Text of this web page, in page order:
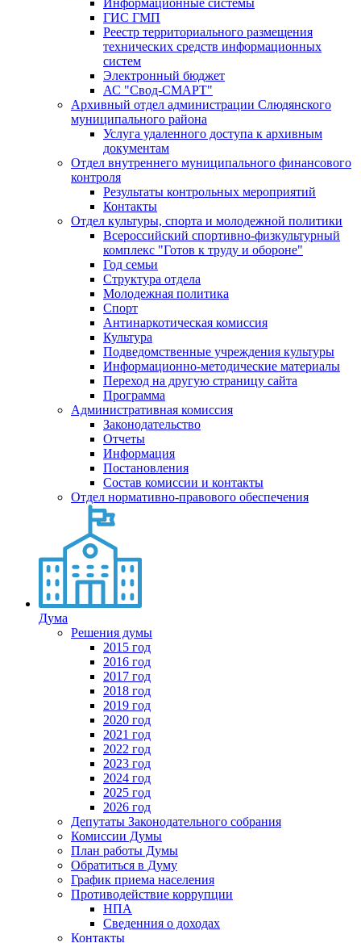
Информационные системы
ГИС ГМП
Реестр территориального размещения
технических средств информационных
систем
Электронный бюджет
АС "Свод-СМАРТ"
Архивный отдел администрации Слюдянского
муниципального района
Услуга удаленного доступа к архивным
документам
Отдел внутреннего муниципального финансового
контроля
Результаты контрольных мероприятий
Контакты
Отдел культуры, спорта и молодежной политики
Всероссийский спортивно-физкультурный
комплекс "Готов к труду и обороне"
Год семьи
Структура отдела
Молодежная политика
Спорт
Антинаркотическая комиссия
Культура
Подведомственные учреждения культуры
Информационно-методические материалы
Переход на другую страницу сайта
Программа
Административная комиссия
Законодательство
Отчеты
Информация
Постановления
Состав комиссии и контакты
Отдел нормативно-правового обеспечения
Дума
Решения думы
2015 год
2016 год
2017 год
2018 год
2019 год
2020 год
2021 год
2022 год
2023 год
2024 год
2025 год
2026 год
Депутаты Законодательного собрания
Комиссии Думы
План работы Думы
Обратиться в Думу
График приема населения
Противодействие коррупции
НПА
Сведенния о доходах
Контакты